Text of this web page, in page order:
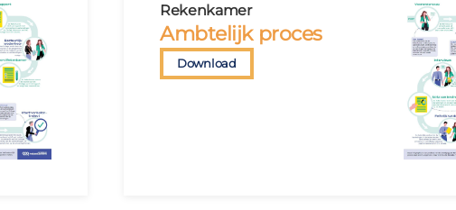
Rekenkamer
Ambtelijk proces
Download